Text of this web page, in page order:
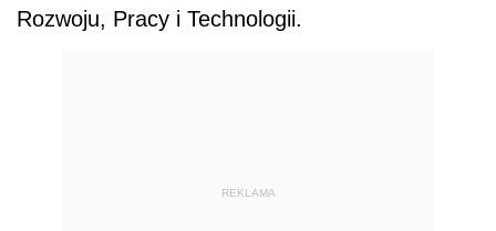
Rozwoju, Pracy i Technologii.
REKLAMA